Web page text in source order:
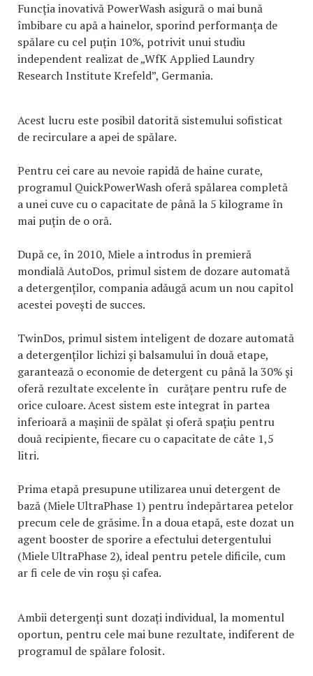
Funcția inovativă PowerWash asigură o mai bună
îmbibare cu apă a hainelor, sporind performanța de
spălare cu cel puțin 10%, potrivit unui studiu
independent realizat de „WfK Applied Laundry
Research Institute Krefeld”, Germania.
Acest lucru este posibil datorită sistemului sofisticat
de recirculare a apei de spălare.
Pentru cei care au nevoie rapidă de haine curate,
programul QuickPowerWash oferă spălarea completă
a unei cuve cu o capacitate de până la 5 kilograme în
mai puțin de o oră.
După ce, în 2010, Miele a introdus în premieră
mondială AutoDos, primul sistem de dozare automată
a detergenților, compania adăugă acum un nou capitol
acestei povești de succes.
TwinDos, primul sistem inteligent de dozare automată
a detergenților lichizi și balsamului în două etape,
garantează o economie de detergent cu până la 30% și
oferă rezultate excelente în curățare pentru rufe de
orice culoare. Acest sistem este integrat în partea
inferioară a mașinii de spălat și oferă spațiu pentru
două recipiente, fiecare cu o capacitate de câte 1,5
litri.
Prima etapă presupune utilizarea unui detergent de
bază (Miele UltraPhase 1) pentru îndepărtarea petelor
precum cele de grăsime. În a doua etapă, este dozat un
agent booster de sporire a efectului detergentului
(Miele UltraPhase 2), ideal pentru petele dificile, cum
ar fi cele de vin roșu și cafea.
Ambii detergenți sunt dozați individual, la momentul
oportun, pentru cele mai bune rezultate, indiferent de
programul de spălare folosit.